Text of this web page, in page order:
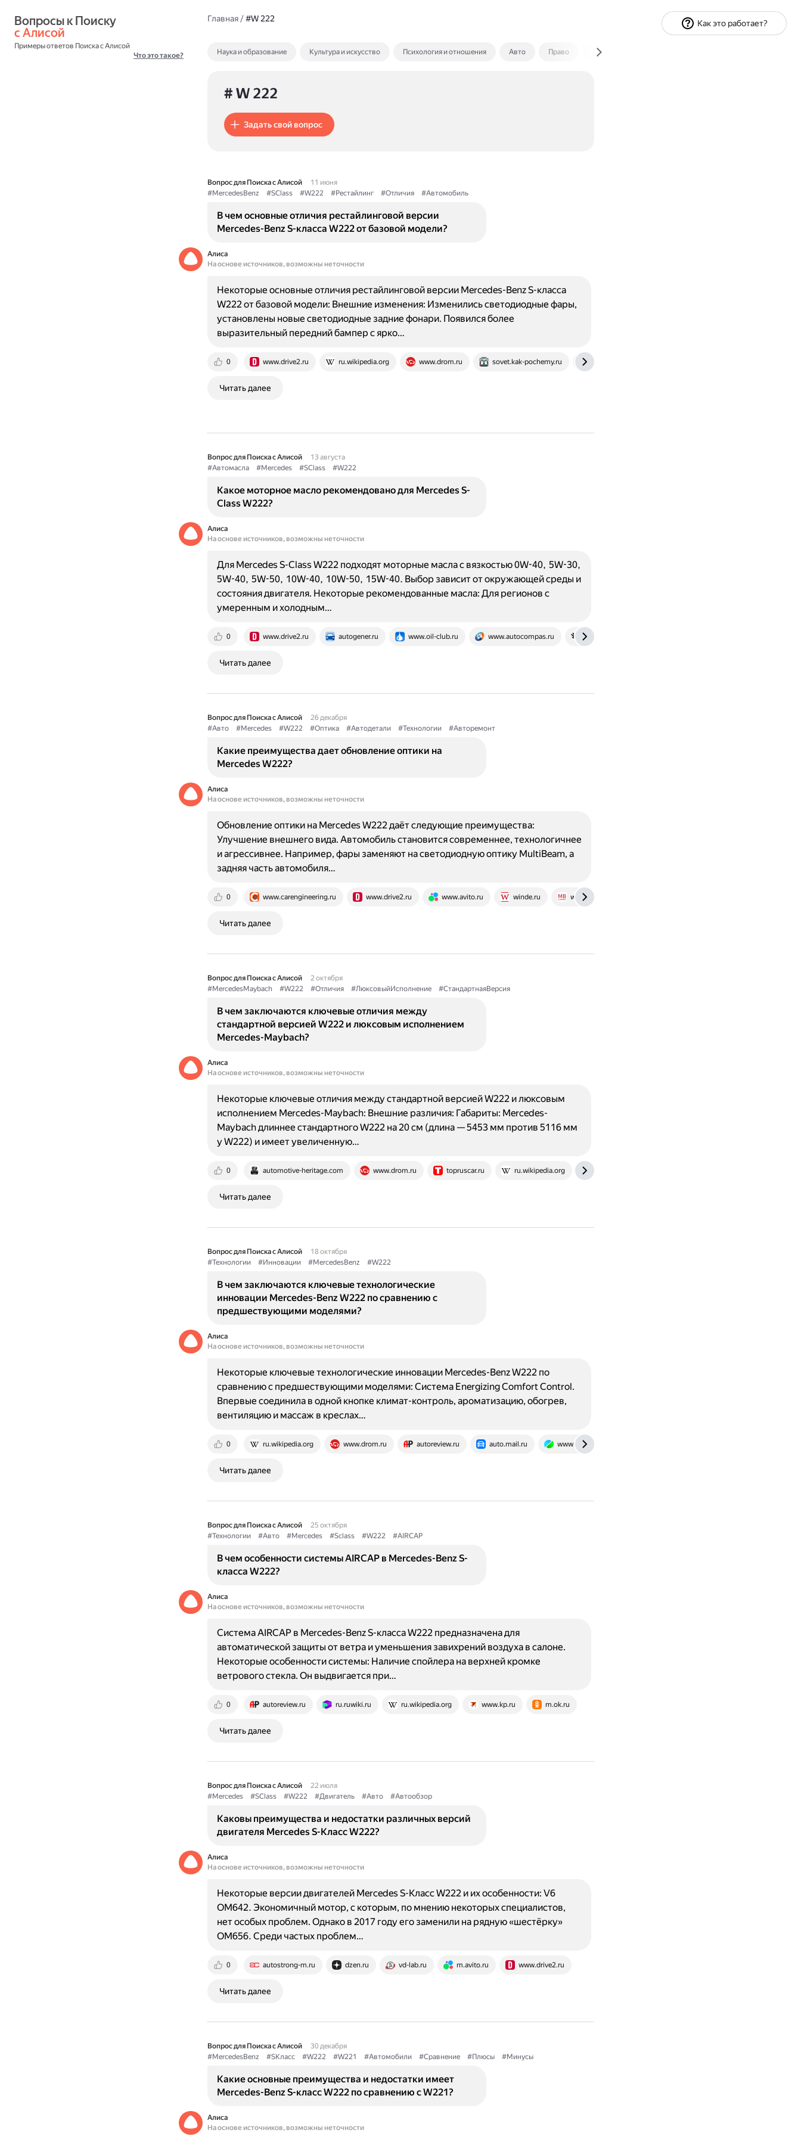
с Алисой
Примеры ответов Поиска с Алисой
Что это такое?
Главная/#W 222
Наука и образование Культура и искусство Психология и отношения Авто Право Экономика и финансы
# W 222
Задать свой вопрос
Вопрос для Поиска с Алисой
11 июня
#MercedesBenz
#SClass #W222 #Рестайлинг #Отличия #Автомобиль
В чем основные отличия рестайлинговой версии
Mercedes-Benz S-класса W222 от базовой модели?
Алиса
На основе источников, возможны неточности
0 www.drive2.ru ru.wikipedia.org www.drom.ru sovet.kak-pochemy.ru
Некоторые основные отличия рестайлинговой версии Mercedes-Benz S-класса
W222 от базовой модели: Внешние изменения: Изменились светодиодные фары,
установлены новые светодиодные задние фонари. Появился более
выразительный передний бампер с ярко…
Читать далее
Вопрос для Поиска с Алисой
13 августа
#Автомасла
#Mercedes #SClass #W222
Какое моторное масло рекомендовано для Mercedes S-
Class W222?
Алиса
На основе источников, возможны неточности
0 www.drive2.ru autogener.ru www.oil-club.ru www.autocompas.ru maslo.expert
Для Mercedes S-Class W222 подходят моторные масла с вязкостью 0W-40, 5W-30,
5W-40, 5W-50, 10W-40, 10W-50, 15W-40. Выбор зависит от окружающей среды и
состояния двигателя. Некоторые рекомендованные масла: Для регионов с
умеренным и холодным…
Читать далее
Вопрос для Поиска с Алисой
26 декабря
#Авто
#Mercedes #W222 #Оптика #Автодетали #Технологии #Авторемонт
Какие преимущества дает обновление оптики на
Mercedes W222?
Алиса
На основе источников, возможны неточности
0 www.carengineering.ru www.drive2.ru www.avito.ru winde.ru www.mbcomand.ru
Обновление оптики на Mercedes W222 даёт следующие преимущества:
Улучшение внешнего вида. Автомобиль становится современнее, технологичнее
и агрессивнее. Например, фары заменяют на светодиодную оптику MultiBeam, а
задняя часть автомобиля…
Читать далее
Вопрос для Поиска с Алисой
2 октября
#MercedesMaybach
#W222 #Отличия #ЛюксовыйИсполнение #СтандартнаяВерсия
В чем заключаются ключевые отличия между
стандартной версией W222 и люксовым исполнением
Mercedes-Maybach?
Алиса
На основе источников, возможны неточности
0 automotive-heritage.com www.drom.ru topruscar.ru ru.wikipedia.org
Некоторые ключевые отличия между стандартной версией W222 и люксовым
исполнением Mercedes-Maybach: Внешние различия: Габариты: Mercedes-
Maybach длиннее стандартного W222 на 20 см (длина — 5453 мм против 5116 мм
у W222) и имеет увеличенную…
Читать далее
Вопрос для Поиска с Алисой
18 октября
#Технологии
#Инновации #MercedesBenz #W222
В чем заключаются ключевые технологические
инновации Mercedes-Benz W222 по сравнению с
предшествующими моделями?
Алиса
На основе источников, возможны неточности
0 ru.wikipedia.org www.drom.ru autoreview.ru auto.mail.ru www.sravni.ru
Некоторые ключевые технологические инновации Mercedes-Benz W222 по
сравнению с предшествующими моделями: Система Energizing Comfort Control.
Впервые соединила в одной кнопке климат-контроль, ароматизацию, обогрев,
вентиляцию и массаж в креслах…
Читать далее
Вопрос для Поиска с Алисой
25 октября
#Технологии
#Авто #Mercedes #Sclass #W222 #AIRCAP
В чем особенности системы AIRCAP в Mercedes-Benz S-
класса W222?
Алиса
На основе источников, возможны неточности
0 autoreview.ru ru.ruwiki.ru ru.wikipedia.org www.kp.ru m.ok.ru
Система AIRCAP в Mercedes-Benz S-класса W222 предназначена для
автоматической защиты от ветра и уменьшения завихрений воздуха в салоне.
Некоторые особенности системы: Наличие спойлера на верхней кромке
ветрового стекла. Он выдвигается при…
Читать далее
Вопрос для Поиска с Алисой
22 июля
#Mercedes
#SClass #W222 #Двигатель #Авто #Автообзор
Каковы преимущества и недостатки различных версий
двигателя Mercedes S-Класс W222?
Алиса
На основе источников, возможны неточности
0 autostrong-m.ru dzen.ru vd-lab.ru m.avito.ru www.drive2.ru
Некоторые версии двигателей Mercedes S-Класс W222 и их особенности: V6
ОМ642. Экономичный мотор, с которым, по мнению некоторых специалистов,
нет особых проблем. Однако в 2017 году его заменили на рядную «шестёрку»
ОМ656. Среди частых проблем…
Читать далее
Вопрос для Поиска с Алисой
30 декабря
#MercedesBenz
#SКласс #W222 #W221 #Автомобили #Сравнение #Плюсы #Минусы
Какие основные преимущества и недостатки имеет
Mercedes-Benz S-класс W222 по сравнению с W221?
Алиса
На основе источников, возможны неточности
Как это работает?